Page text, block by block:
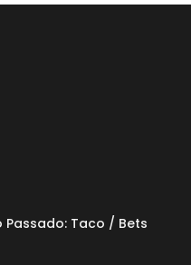
Passado: Taco / Bets